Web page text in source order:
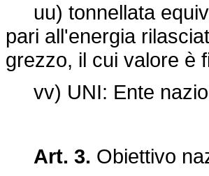
uu) tonnellata
pari all'energia
grezzo, il cui valore è
vv) UNI: Ente
Art. 3. Obiettivo